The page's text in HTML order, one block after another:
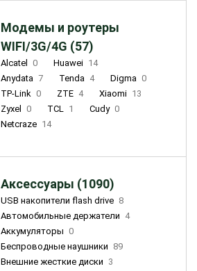
Модемы и роутеры
WIFI/3G/4G (57)
Alcatel 0 Huawei 14
Anydata 7 Tenda 4 Digma 0
TP-Link 0 ZTE 4 Xiaomi 13
Zyxel
0 TCL 1 Cudy 0
Netcraze 14
Аксессуары (1090)
USB накопители flash drive 8
Автомобильные держатели 4
Аккумуляторы 0
Беспроводные наушники 89
Внешние жесткие диски 3